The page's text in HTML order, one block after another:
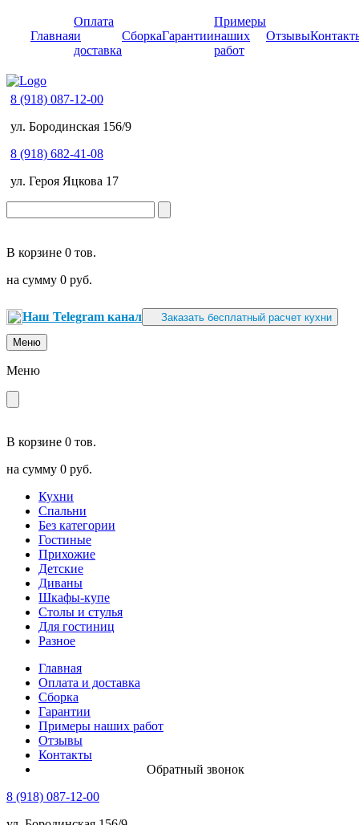
Главная
Оплата
и
доставка
СборкаГарантии
Примеры
наших
работ
Отзывы
8 (918) 087-12-00
ул. Бородинская 156/9
8 (918) 682-41-08
ул. Героя Яцкова 17
В корзине 0 тов.
на сумму 0 руб.
Наш Telegram канал Заказать бесплатный расчет кухни
Меню
Меню
В корзине 0 тов.
на сумму 0 руб.
Кухни
Спальни
Без категории
Гостиные
Прихожие
Детские
Диваны
Шкафы-купе
Столы и стулья
Для гостиниц
Разное
Главная
Оплата и доставка
Сборка
Гарантии
Примеры наших работ
Отзывы
Контакты
Обратный звонок
8 (918) 087-12-00